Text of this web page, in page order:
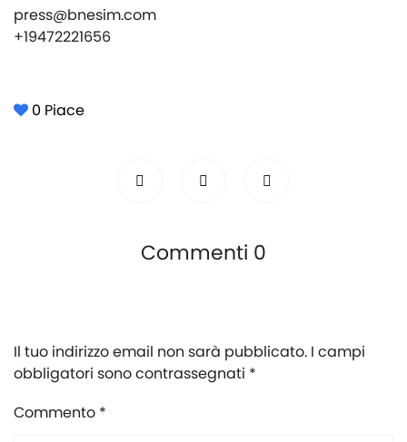
press@bnesim.com
+19472221656
0 Piace
Commenti 0
Il tuo indirizzo email non sarà pubblicato. I campi
obbligatori sono contrassegnati *
Commento *